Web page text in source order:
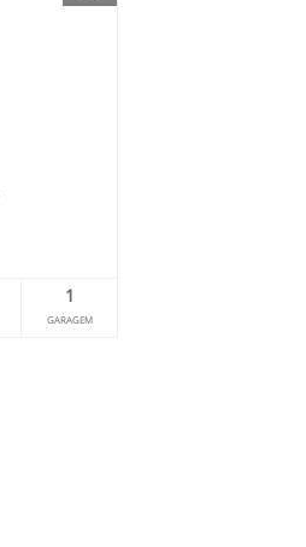
1
GARAGEM